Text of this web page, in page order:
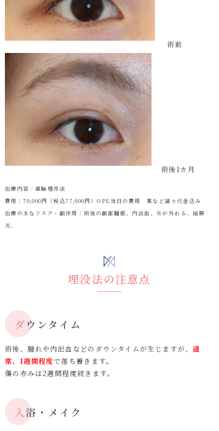
術前
術後1カ月
治療内容：重瞼埋没法
費用：70,000円（税込77,000円）OPE当日の費用 薬など諸々代金込み
治療の主なリスク・副作用：術後の創部腫脹、内出血、糸が外れる、結膜
炎、
埋没法の注意点
ダウンタイム
術後、腫れや内出血などのダウンタイムが生じますが、 通
常、1週間程度で落ち着きます。
傷の赤みは2週間程度続きます。
入浴・メイク